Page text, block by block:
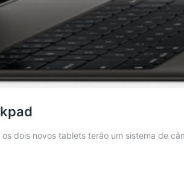
dois novos tablets terão um sistema de